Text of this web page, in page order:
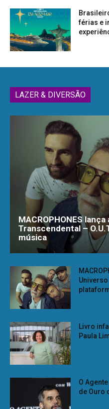
férias e
LAZER & DIVERSÃO
MACROPHONES
Transcendental –
música
Universo
Livro
Paula
O
de Ouro